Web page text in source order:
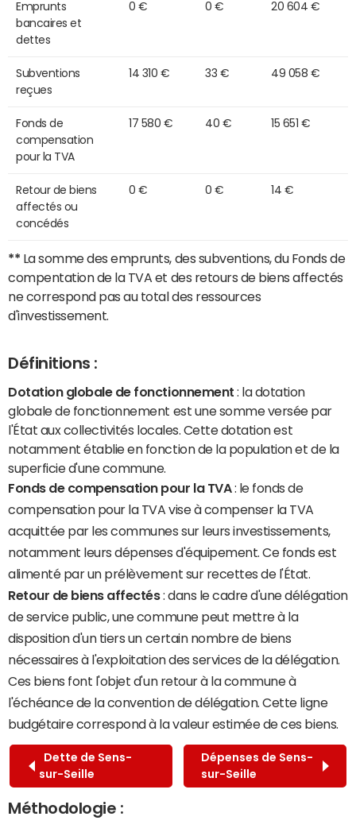
Emprunts
bancaires et
dettes
0 € 0 € 20 604 €
Subventions
reçues
14 310 € 33 € 49 058 €
Fonds de
compensation
pour la TVA
17 580 € 40 € 15 651 €
Retour de biens
affectés ou
concédés
0 € 0 € 14 €
** La somme des emprunts, des subventions, du Fonds de
compentation de la TVA et des retours de biens affectés
ne correspond pas au total des ressources
d'investissement.
Définitions :
Dotation globale de fonctionnement : la dotation
globale de fonctionnement est une somme versée par
l'État aux collectivités locales. Cette dotation est
notamment établie en fonction de la population et de la
superficie d'une commune.
Fonds de compensation pour la TVA: le fonds de
compensation pour la TVA vise à compenser la TVA
acquittée par les communes sur leurs investissements,
notamment leurs dépenses d'équipement. Ce fonds est
alimenté par un prélèvement sur recettes de l'État.
Retour de biens affectés: dans le cadre d'une délégation
de service public, une commune peut mettre à la
disposition d'un tiers un certain nombre de biens
nécessaires à l'exploitation des services de la délégation.
Ces biens font l'objet d'un retour à la commune à
l'échéance de la convention de délégation. Cette ligne
budgétaire correspond à la valeur estimée de ces biens.
Dette de Sens-
sur-Seille
Dépenses de Sens-
sur-Seille
Méthodologie :